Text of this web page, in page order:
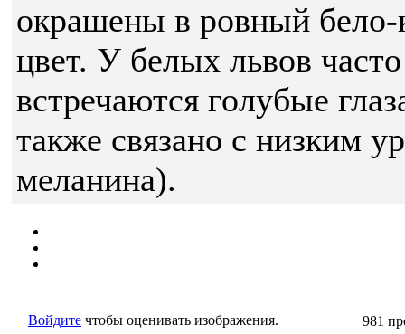
окрашены в ровный
цвет. У белых львов часто
встречаются голубые
также связано с низким
меланина).
Войдите чтобы оценивать изображения.
981